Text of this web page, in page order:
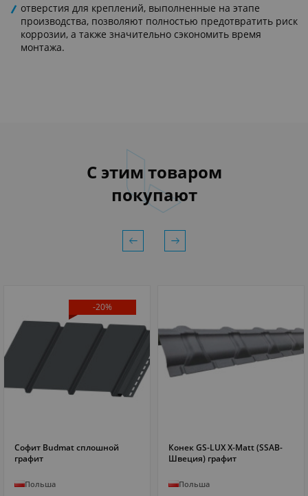
отверстия для креплений, выполненные на этапе
производства, позволяют полностью предотвратить риск
коррозии, а также значительно сэкономить время
монтажа.
С этим товаром
покупают
-20%
ПОДРОБНЕЕ
Софит Budmat сплошной
графит
Польша
ПОДРОБНЕЕ
Конек GS-LUX X-Matt (SSAB-
Швеция) графит
Польша